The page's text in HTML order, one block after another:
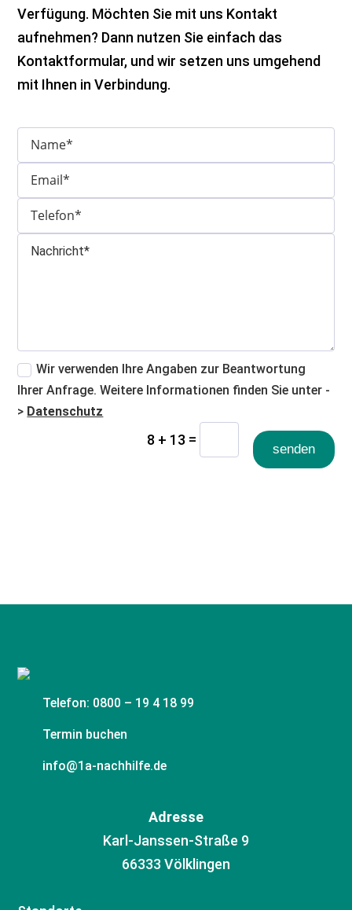
Verfügung. Möchten Sie mit uns Kontakt
aufnehmen? Dann nutzen Sie einfach das
Kontaktformular, und wir setzen uns umgehend
mit Ihnen in Verbindung.
Wir verwenden Ihre Angaben zur Beantwortung
Ihrer Anfrage. Weitere Informationen finden Sie unter -
> Datenschutz
8 + 13 =
senden
Telefon: 0800 – 19 4 18 99
Termin buchen
info@1a-nachhilfe.de
Adresse
Karl-Janssen-Straße 9
66333 Völklingen